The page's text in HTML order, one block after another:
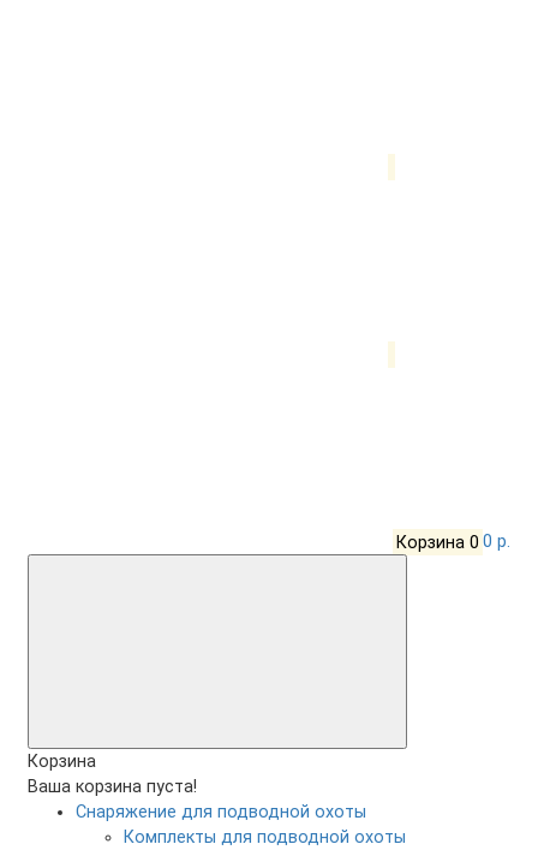
Корзина 0 0 р.
Корзина
Ваша корзина пуста!
Снаряжение для подводной охоты
Комплекты для подводной охоты